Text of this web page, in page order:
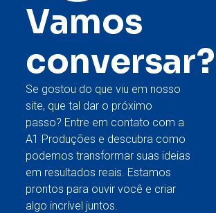
Vamos
conversar?
Se gostou do que viu em nosso
site, que tal dar o próximo
passo? Entre em contato com a
A1 Produções e descubra como
podemos transformar suas ideias
em resultados reais. Estamos
prontos para ouvir você e criar
algo incrível juntos.